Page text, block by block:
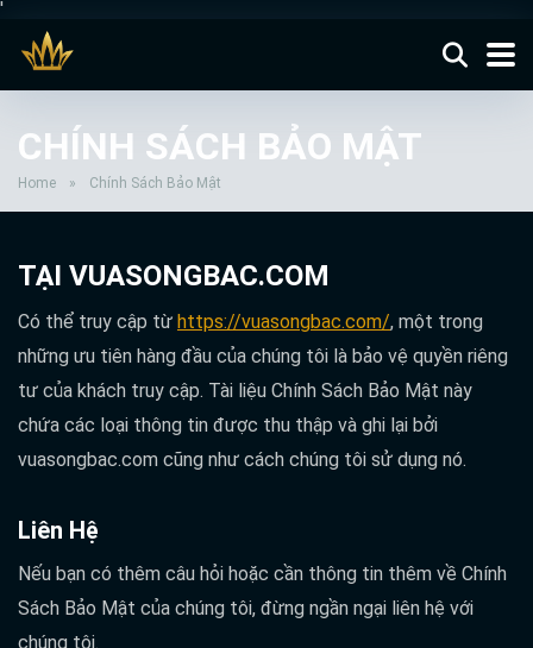
'
CHÍNH SÁCH BẢO MẬT
Home » Chính Sách Bảo Mật
TẠI VUASONGBAC.COM
Có thể truy cập từ https://vuasongbac.com/, một trong
những ưu tiên hàng đầu của chúng tôi là bảo vệ quyền riêng
tư của khách truy cập. Tài liệu Chính Sách Bảo Mật này
chứa các loại thông tin được thu thập và ghi lại bởi
vuasongbac.com cũng như cách chúng tôi sử dụng nó.
Liên Hệ
Nếu bạn có thêm câu hỏi hoặc cần thông tin thêm về Chính
Sách Bảo Mật của chúng tôi, đừng ngần ngại liên hệ với
chúng tôi.